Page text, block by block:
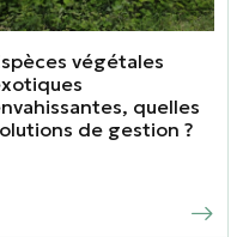
végétales
quelles
de gestion ?